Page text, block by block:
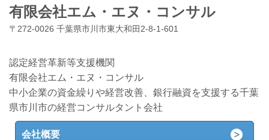
有限会社エム・エヌ・コンサル
〒272-0026 千葉県市川市東大和田2-8-1-601
認定経営革新等支援機関
有限会社エム・エヌ・コンサル
中小企業の資金繰りや経営改善、銀行融資を支援する千葉
県市川市の経営コンサルタント会社
会社概要